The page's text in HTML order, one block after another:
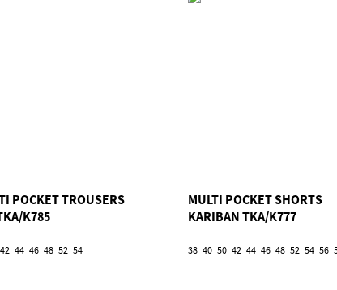
POCKET TROUSERS
K785
42 44 46 48 52 54
MULTI POCKET SHORTS
KARIBAN TKA/K777
38 40 50 42 44 46 48 52 54 56